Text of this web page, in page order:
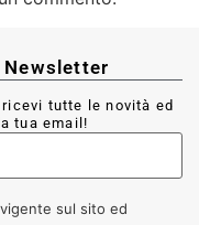
tutte le novità ed
tua email!
vigente sul sito ed